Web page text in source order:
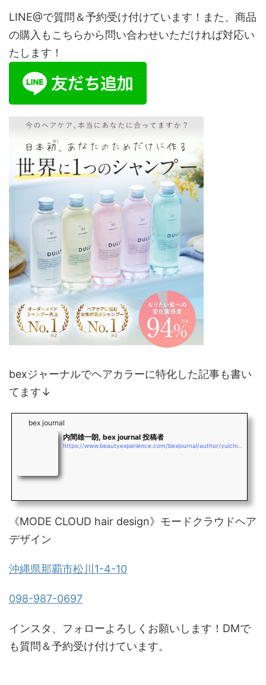
LINE@で質問＆予約受け付けています！また、商品
の購入もこちらから問い合わせいただければ対応い
たします！
bexジャーナルでヘアカラーに特化した記事も書い
てます↓
bex journal
内間雄一朗, bex journal 投稿者
《MODE CLOUD hair design》モードクラウドヘア
デザイン
沖縄県那覇市松川1-4-10
098-987-0697
インスタ、フォローよろしくお願いします！DMで
も質問＆予約受け付けています。